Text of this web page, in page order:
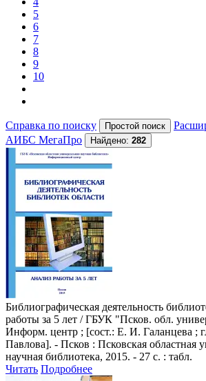
5
6
7
8
9
10
Справка по поиску
АИБС МегаПро
Найдено: 282
Библиографическая деятельность
работы за 5 лет / ГБУК "Псков. обл.
Информ. центр ; [сост.: Е. И. Галанцева ;
Павлова]. - Псков : Псковская областная
научная библиотека, 2015. - 27 с. : табл.
Читать Подробнее